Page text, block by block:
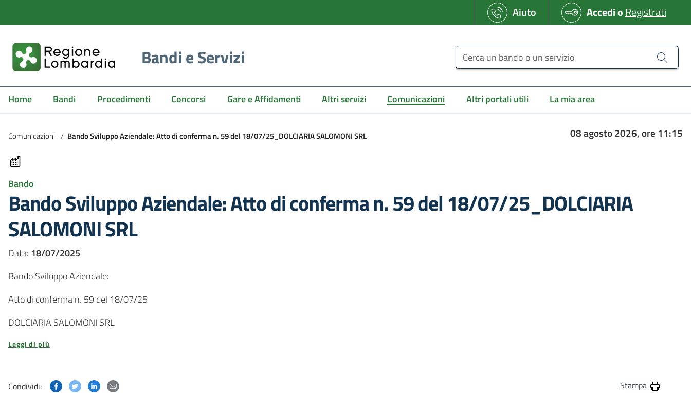
Aiuto AccedioRegistrati
Bandi e Servizi Cerca un bando o un servizio
Home Bandi Procedimenti Concorsi Gare e Affidamenti Altri servizi Comunicazioni Altri portali utili La mia area
Comunicazioni / Bando Sviluppo Aziendale: Atto di conferma n. 59 del 18/07/25_DOLCIARIA SALOMONI SRL 08 agosto 2026, ore 11:15
Bando
Bando Sviluppo Aziendale: Atto di conferma n. 59 del 18/07/25_DOLCIARIA
SALOMONI SRL
Data: 18/07/2025
Bando Sviluppo Aziendale:
Atto di conferma n. 59 del 18/07/25
DOLCIARIA SALOMONI SRL
Leggi di più
Condividi: Condividi questa pagina su Facebook
Condividi questa pagina su Twitter
Condividi questa pagina su Linkedin Stampa